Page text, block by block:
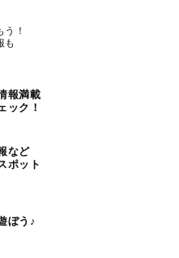
！
も
報満載
ック！
など
ポット
ぼう♪